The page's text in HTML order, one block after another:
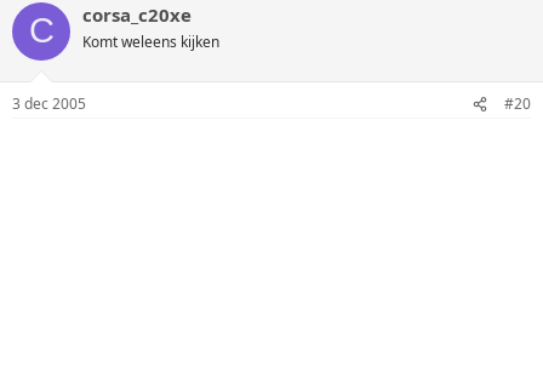
C corsa_c20xe
Komt weleens kijken
3 dec 2005 #20